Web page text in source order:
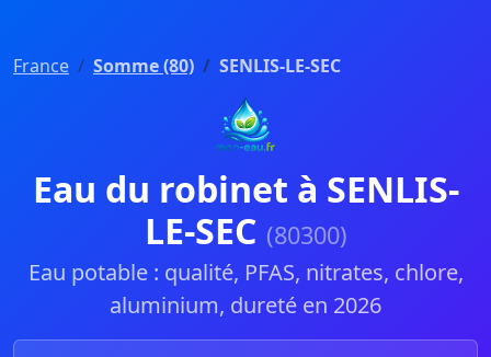
France Somme (80) SENLIS-LE-SEC
Eau du robinet à SENLIS-
LE-SEC (80300)
Eau potable : qualité, PFAS, nitrates, chlore,
aluminium, dureté en 2026